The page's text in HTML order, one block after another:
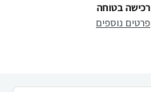
רכישה בטוחה
פרטים נוספים